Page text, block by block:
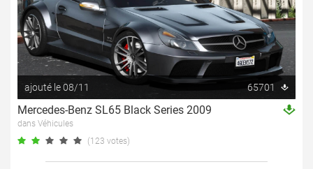
ajouté le 08/11 65701
Mercedes-Benz SL65 Black Series 2009
dans Véhicules
(123 votes)